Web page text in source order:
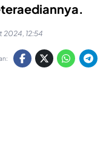
2024, 12:54